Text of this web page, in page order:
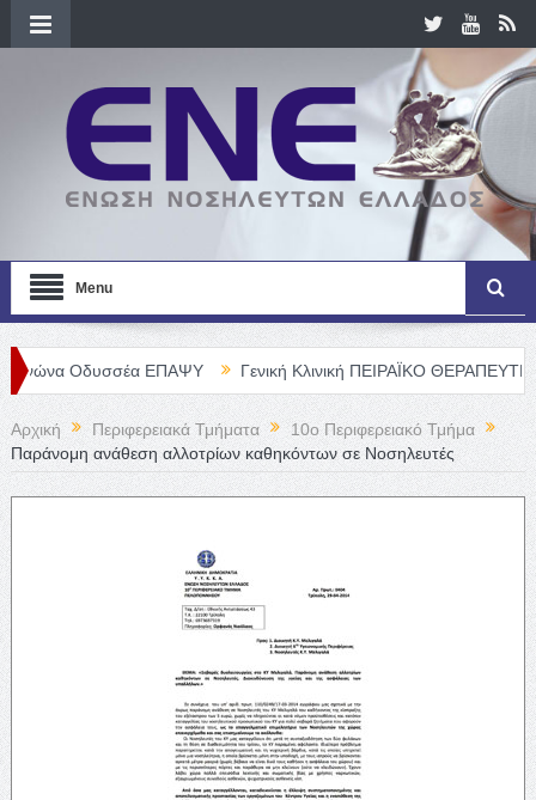
Menu
ΕΠΑΨΥ Γενική Κλινική ΠΕΙΡΑΪΚΟ ΘΕΡΑΠΕΥΤΗΡΙΟ Α. Ε. –
Αρχική Περιφερειακά Τμήματα
10o Περιφερειακό Τμήμα
Παράνομη ανάθεση αλλοτρίων καθηκόντων σε Νοσηλευτές